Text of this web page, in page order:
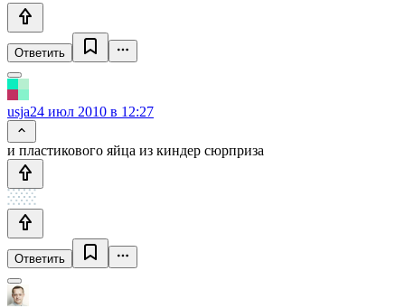
Ответить
usja24 июл 2010 в 12:27
и пластикового яйца из киндер сюрприза
Ответить